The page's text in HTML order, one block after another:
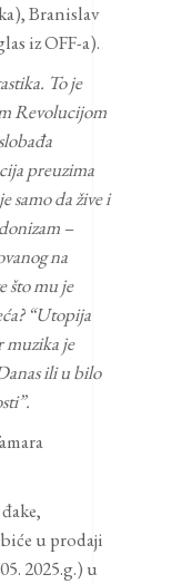
Branislav
iz OFF-a).
To je
Revolucijom
preuzima
samo da žive i
–
na
što mu je
“Utopija
muzika je
ili u bilo
u prodaji
2025.g.) u